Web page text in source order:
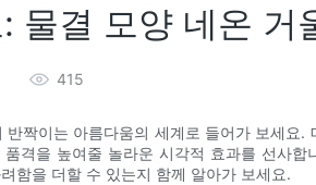
물결 모양 네온 거
415
짝이는 아름다움의 세계로 들어가 보세요
격을 높여줄 놀라운 시각적 효과를 선사
함을 더할 수 있는지 함께 알아가 보세요.